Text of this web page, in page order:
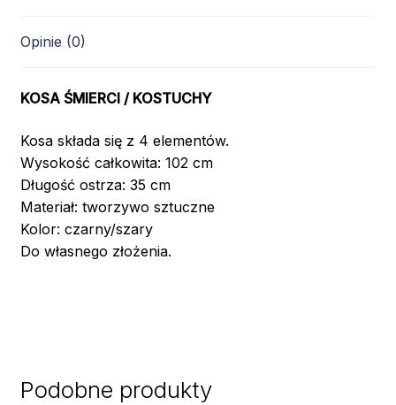
Opinie (0)
KOSA ŚMIERCI / KOSTUCHY
Kosa składa się z 4 elementów.
Wysokość całkowita: 102 cm
Długość ostrza: 35 cm
Materiał: tworzywo sztuczne
Kolor: czarny/szary
Do własnego złożenia.
Podobne produkty